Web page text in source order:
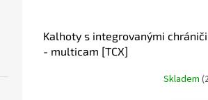
Kalhoty s integrovanými chrániči
- multicam [TCX]
Skladem